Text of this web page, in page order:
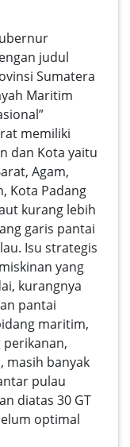
judul
Sumatera
Maritim
memiliki
dan Kota yaitu
Agam,
Kota Padang
kurang lebih
garis pantai
Isu strategis
yang
kurangnya
pantai
maritim,
masih banyak
pulau
diatas 30 GT
optimal